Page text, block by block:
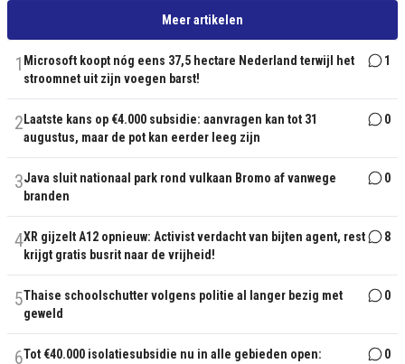
Meer artikelen
1 Microsoft koopt nóg eens 37,5 hectare Nederland terwijl het
stroomnet uit zijn voegen barst!
1
2 Laatste kans op €4.000 subsidie: aanvragen kan tot 31
augustus, maar de pot kan eerder leeg zijn
0
3Java sluit nationaal park rond vulkaan Bromo af vanwege
branden
0
4XR gijzelt A12 opnieuw: Activist verdacht van bijten agent, rest
krijgt gratis busrit naar de vrijheid!
8
5Thaise schoolschutter volgens politie al langer bezig met
geweld
0
6Tot €40.000 isolatiesubsidie nu in alle gebieden open: 0